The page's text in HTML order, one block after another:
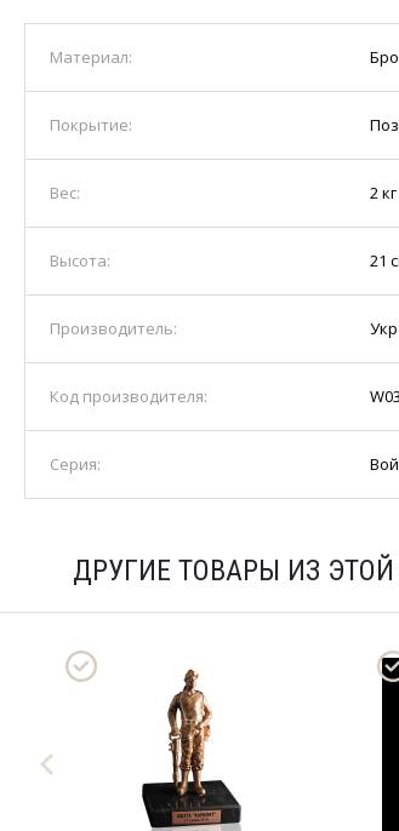
Материал:
Покрытие:
Вес: 2 кг
Высота: 21
Производитель:
Код производителя: W03
Серия:
ДРУГИЕ ТОВАРЫ ИЗ ЭТОЙ